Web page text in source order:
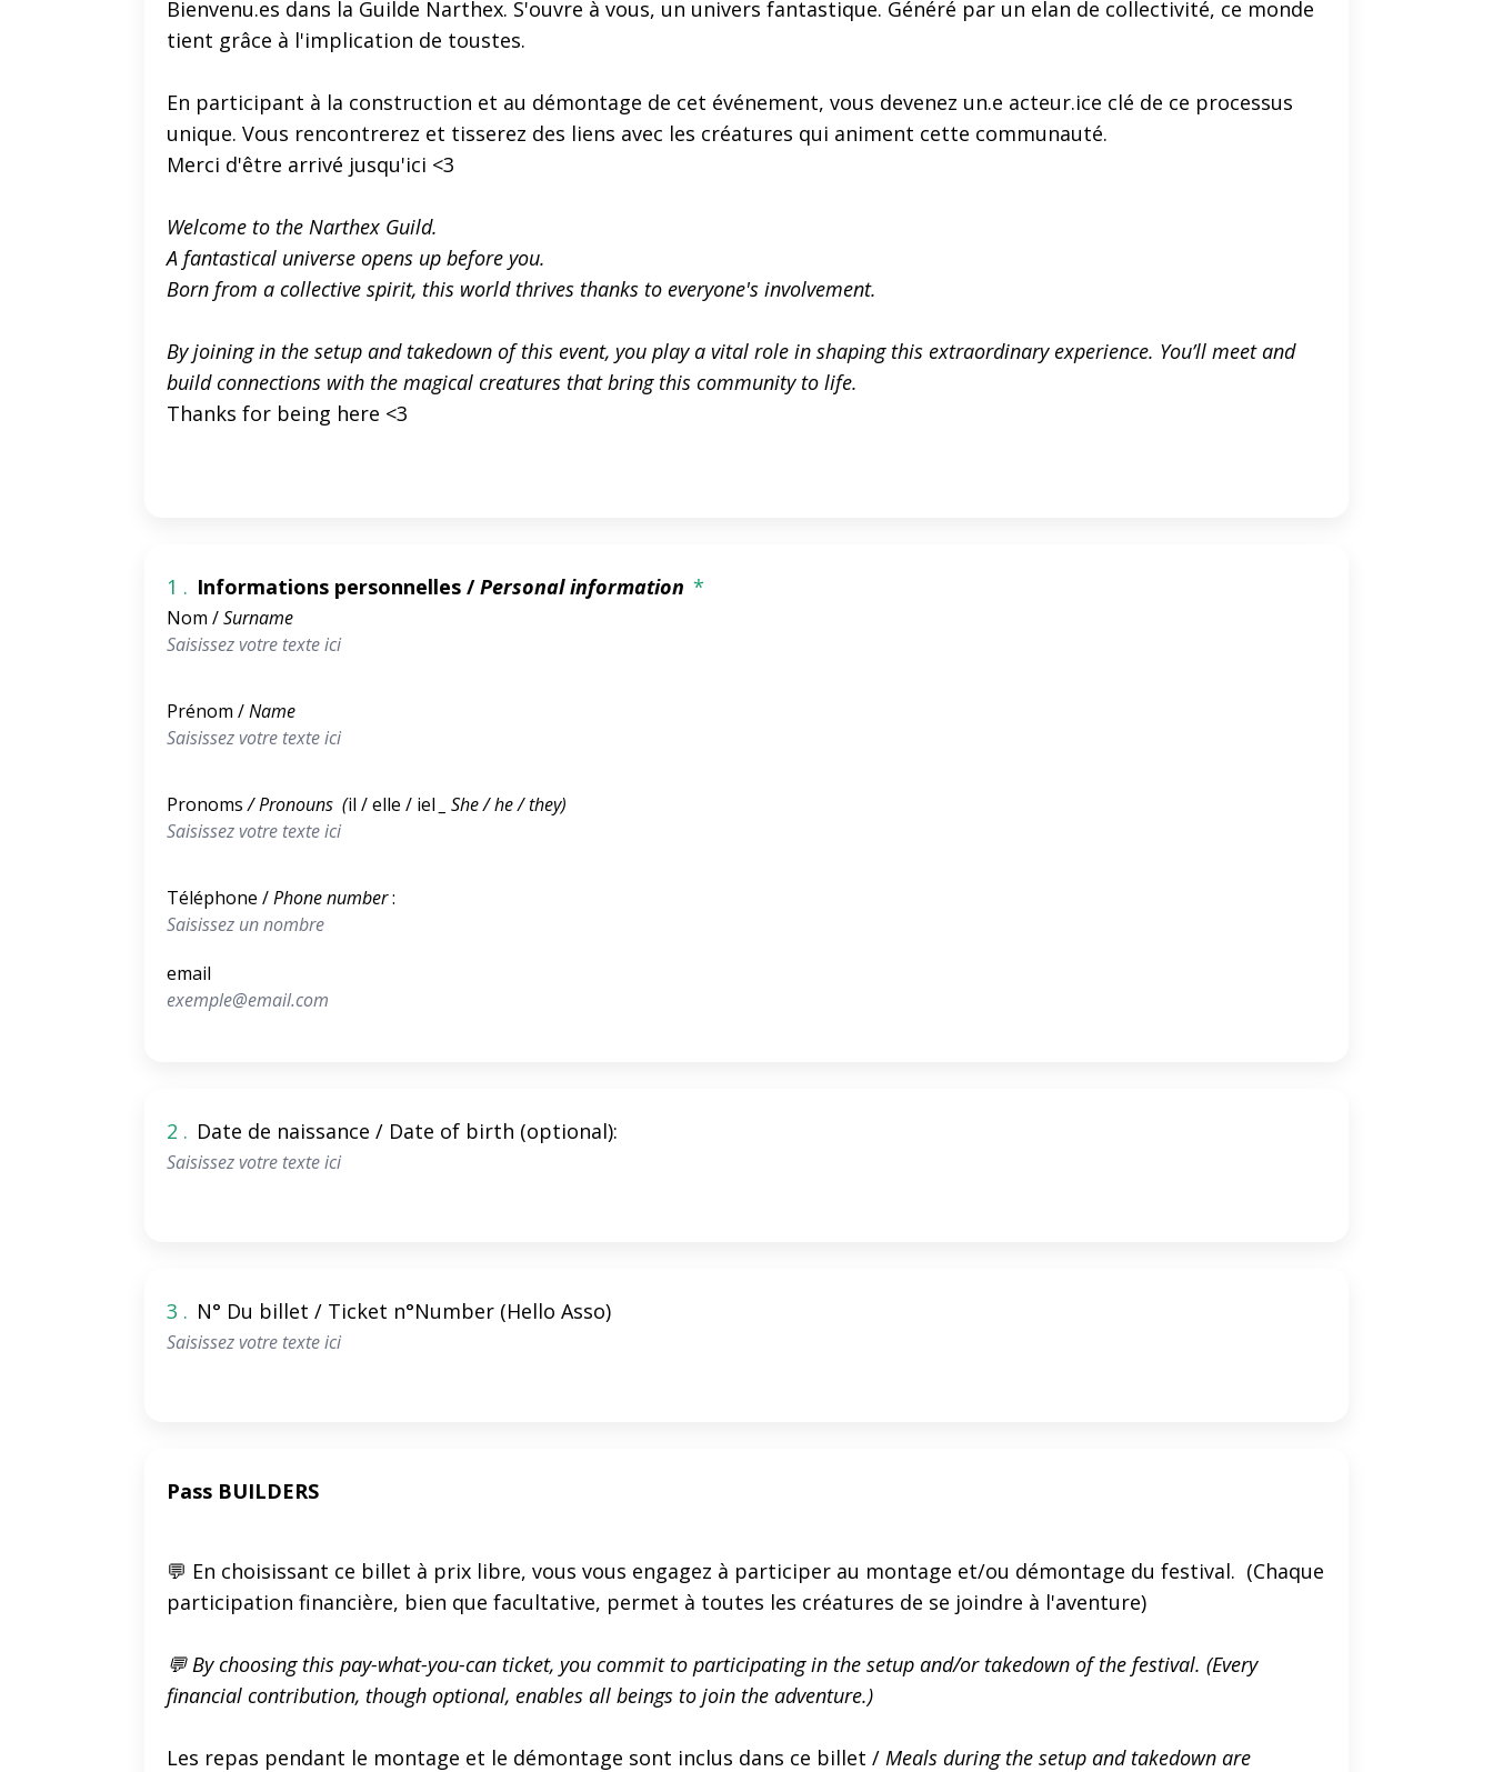
Bienvenu.es dans la Guilde Narthex. S'ouvre à vous, un univers fantastique. Généré par un elan de collectivité, ce monde
tient grâce à l'implication de toustes.
En participant à la construction et au démontage de cet événement, vous devenez un.e acteur.ice clé de ce processus
unique. Vous rencontrerez et tisserez des liens avec les créatures qui animent cette communauté.
Merci d'être arrivé jusqu'ici <3
Welcome to the Narthex Guild.
A fantastical universe opens up before you.
Born from a collective spirit, this world thrives thanks to everyone's involvement.
By joining in the setup and takedown of this event, you play a vital role in shaping this extraordinary experience. You’ll meet and
build connections with the magical creatures that bring this community to life.
Thanks for being here <3
1 . Informations personnelles /Personal information *
Nom /Surname
Prénom /Name
Pronoms/ Pronouns (il / elle / iel _ She / he / they)
Téléphone /Phone number:
email
2 . Date de naissance / Date of birth (optional):
3 . N° Du billet / Ticket n°Number (Hello Asso)
Pass BUILDERS
💬 En choisissant ce billet à prix libre, vous vous engagez à participer au montage et/ou démontage du festival. (Chaque
participation financière, bien que facultative, permet à toutes les créatures de se joindre à l'aventure)
💬 By choosing this pay-what-you-can ticket, you commit to participating in the setup and/or takedown of the festival. (Every
financial contribution, though optional, enables all beings to join the adventure.)
Les repas pendant le montage et le démontage sont inclus dans ce billet / Meals during the setup and takedown are